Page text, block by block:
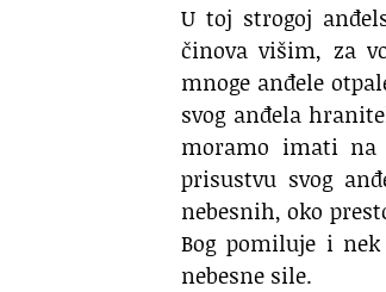
U toj strogoj
činova višim, za
mnoge anđele
svog anđela
moramo imati
prisustvu svog
nebesnih, oko
Bog pomiluje i
nebesne sile.